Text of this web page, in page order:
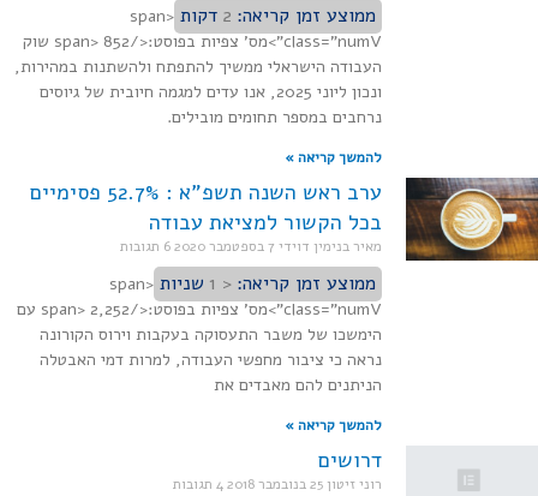
ממוצע זמן קריאה:2 דקות
<span
class="numV">מס' צפיות בפוסט:</span> 852 שוק
העבודה הישראלי ממשיך להתפתח ולהשתנות במהירות,
ונכון ליוני 2025, אנו עדים למגמה חיובית של גיוסים
נרחבים במספר תחומים מובילים.
להמשך קריאה »
ערב ראש השנה תשפ"א : 52.7% פסימיים
בכל הקשור למציאת עבודה
מאיר בנימין דוידי7 בספטמבר 2020 6 תגובות
ממוצע זמן קריאה:< 1 שניות
<span
class="numV">מס' צפיות בפוסט:</span> 2,252 עם
הימשכו של משבר התעסוקה בעקבות וירוס הקורונה
נראה כי ציבור מחפשי העבודה, למרות דמי האבטלה
הניתנים להם מאבדים את
להמשך קריאה »
דרושים
רוני זיטון25 בנובמבר 2018 4 תגובות